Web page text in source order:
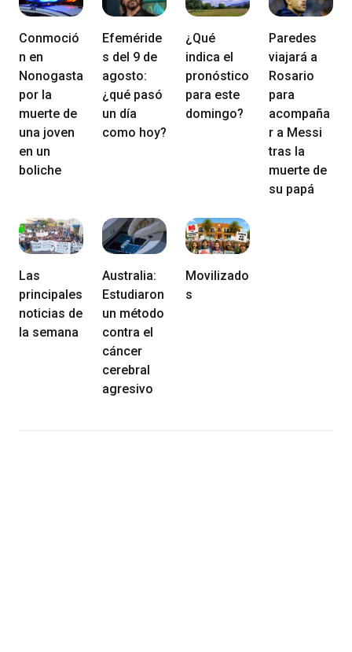
Conmoció
n en
Nonogasta
por la
muerte de
una joven
en un
boliche
Efeméride
s del 9 de
agosto:
¿qué pasó
un día
como hoy?
¿Qué
indica el
pronóstico
para este
domingo?
Paredes
viajará a
Rosario
para
acompaña
r a Messi
tras la
muerte de
su papá
Las
principales
noticias de
la semana
Australia:
Estudiaron
un método
contra el
cáncer
cerebral
agresivo
Movilizado
s